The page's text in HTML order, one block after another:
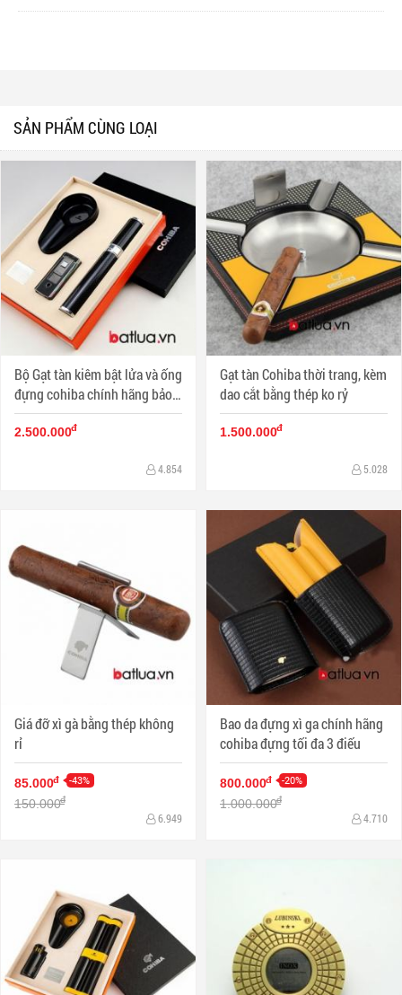
SẢN PHẨM CÙNG LOẠI
Bộ Gạt tàn kiêm bật lửa và ống
đựng cohiba chính hãng bảo
hành 6 tháng
2.500.000đ
4.854
Gạt tàn Cohiba thời trang, kèm
dao cắt bằng thép ko rỷ
1.500.000đ
5.028
Giá đỡ xì gà bằng thép không
rỉ
85.000đ -43%
150.000đ
6.949
Bao da đựng xì ga chính hãng
cohiba đựng tối đa 3 điếu
800.000đ -20%
1.000.000đ
4.710